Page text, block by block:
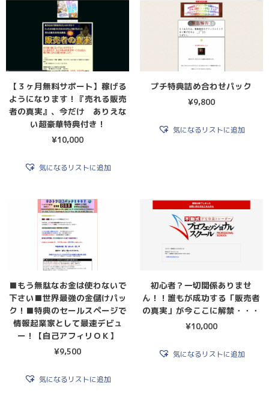
【３ヶ月無料サポート】稼げる
ようになります！『売れる販売
者の真実』、今だけ ありえな
い超豪華特典付き！
¥10,000
気になるリストに追加
プチ特典詰め合わせパック
¥9,800
気になるリストに追加
■もう無駄なお金は使わないで
下さい■世界最強の金儲けパッ
ク！■特典のセールスページで
情報起業家として最速デビュ
ー！【自己アフィリＯＫ】
¥9,500
気になるリストに追加
初心者？一切関係ありませ
ん！！誰もが成功する「販売者
の真実」が今ここに解禁・・・
¥10,000
気になるリストに追加